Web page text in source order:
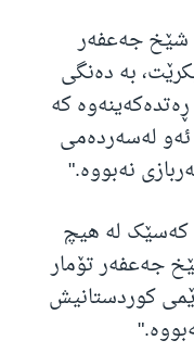
شێخ جەعفەر
بە دەنگی
ڕەتدەکەینەوە کە
لەسەردەمی
نەبووە."
کەسێک لە هیچ
جەعفەر تۆمار
کوردستانیش